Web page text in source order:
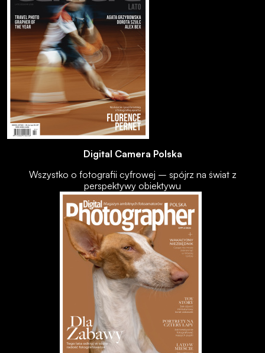
Digital Camera Polska
Wszystko o fotografii cyfrowej – spójrz na świat z
perspektywy obiektywu